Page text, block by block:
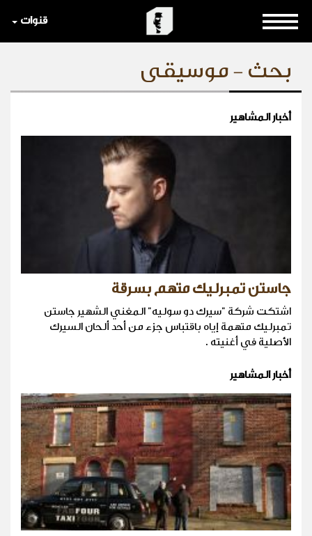
قنوات
بحث - موسيقى
أخبار المشاهير
جاستن تمبرليك متهم بسرقة
اشتكت شركة "سيرك دو سوليه" المغني الشهير جاستن
تمبرليك متهمة إياه باقتباس جزء من أحد ألحان السيرك
الأصلية في أغنيته .
أخبار المشاهير